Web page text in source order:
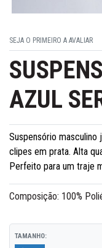
SEJA O PRIMEIRO A AVALIAR
AZUL
Suspensório masculino
clipes em prata. Alta
Perfeito para um traje
Composição: 100%
TAMANHO: